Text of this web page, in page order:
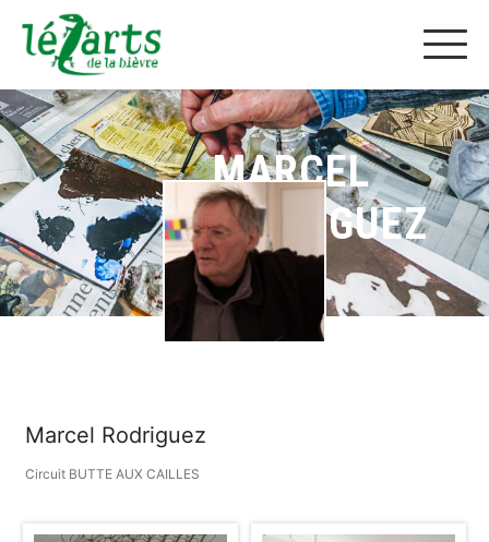
MARCEL
RODRIGUEZ
Marcel Rodriguez
Circuit BUTTE AUX CAILLES